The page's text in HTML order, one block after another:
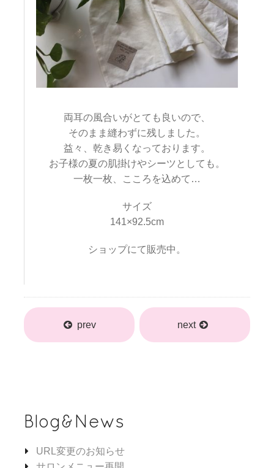
両耳の風合いがとても良いので、
そのまま縫わずに残しました。
益々、乾き易くなっております。
お子様の夏の肌掛けやシーツとしても。
一枚一枚、こころを込めて…
サイズ
141×92.5cm
ショップにて販売中。
prev next
Blog&News
URL変更のお知らせ